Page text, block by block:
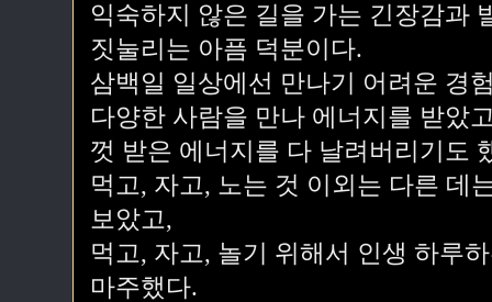
익숙하지 않은 길을 가는 긴장감과
짓눌리는 아픔 덕분이다.
삼백일 일상에선 만나기 어려운 경
다양한 사람을 만나 에너지를 받았
껏 받은 에너지를 다 날려버리기도
먹고, 자고, 노는 것 이외는 다른 데
보았고,
먹고, 자고, 놀기 위해서 인생 하루
마주했다.